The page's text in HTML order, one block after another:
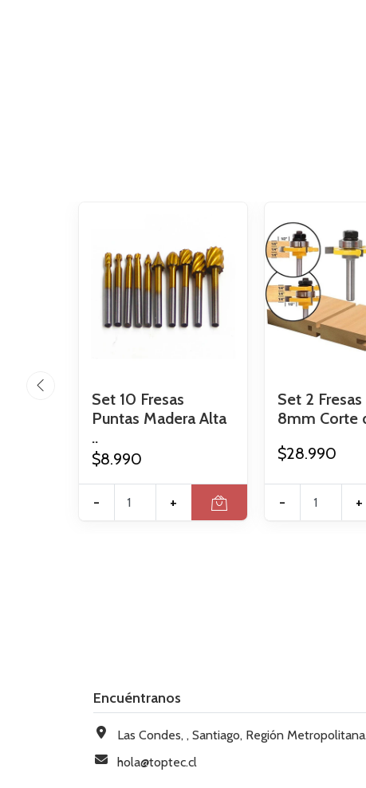
Set 10 Fresas
Puntas Madera Alta
..
$8.990
- +
Set 2 Fresas
8mm Corte
$28.990
- +
Encuéntranos
Las Condes, , Santiago, Región Metropolitana, Chile
hola@toptec.cl